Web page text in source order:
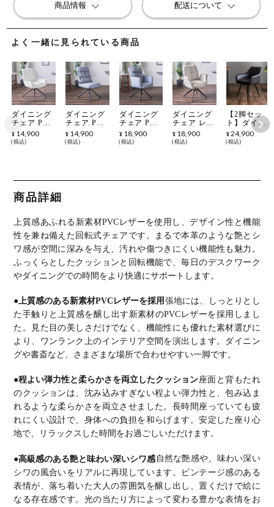
よく一緒に見られている商品
ダイニング
チェア PVC
レザー 回転
いす 椅子
おしゃれ 食
卓椅子 アー
ムチェア シ
ン ホワイト
ブラック
¥ 14,900
税込
ダイニング
チェア PU
レザー 回転
いす 椅子
おしゃれ 食
ック ライト
ブラウン
¥ 14,900
税込
ダイニング
チェア PU
レザー 回転
いす 椅子
おしゃれ 食
ック ライト
ブラウン
¥ 18,900
税込
ダイニング
チェア レザ
ーファブリ
ック 回転
付きチェア
グレージュ
ブラック
¥ 18,900
税込
【2脚セッ
ト】ダイニ
ングチェア
レザーファ
しゃれ 食卓
ダン ブラッ
ク グレージ
ュ
¥24,900
税込
商品詳細
上質感あふれる新素材PVCレザーを使用し、デザイン性と機能
性を兼ね備えた回転式チェアです。
まるで本革のような艶とシ
ワ感が空間に深みを与え、汚れや傷つきにくい機能性も魅力。
ふっくらとしたクッションと回転機能で、毎日のデスクワーク
やダイニングでの時間をより快適にサポートします。
●上質感のある新素材PVCレザーを採用 張地には、しっとりとし
た手触りと上質感を醸し出す新素材のPVCレザーを採用しまし
た。
見た目の美しさだけでなく、機能性にも優れた素材選びに
より、ワンランク上のインテリア空間を演出します。
ダイニン
グや書斎など、さまざまな場所で合わせやすい一脚です。
●程よい弾力性と柔らかさを両立したクッション座面と背もたれ
のクッションは、沈み込みすぎない程よい弾力性と、包み込ま
れるような柔らかさを両立させました。 長時間座っていても疲
れにくい設計で、身体への負担を和らげます。安定した座り心
地で、リラックスした時間をお過ごしいただけます。
●高級感のある艶と味わい深いシワ感 自然な艶感や、味わい深い
シワの風合いをリアルに再現しています。
ビンテージ感のある
表情が、落ち着いた大人の雰囲気を醸し出し、置くだけで絵に
なる存在感です。 光の当たり方によって変わる豊かな表情をお
商品情報 配送について